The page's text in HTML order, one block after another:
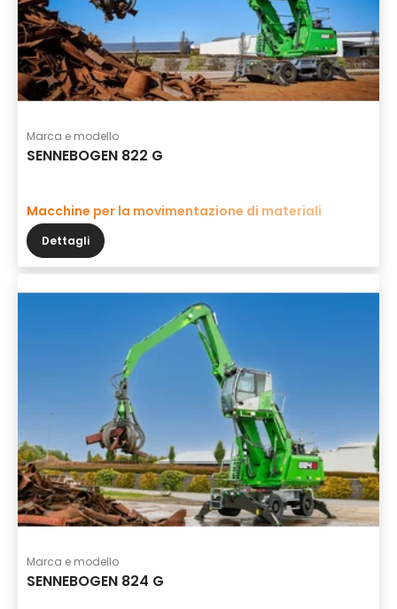
Marca e modello
SENNEBOGEN 822 G
Macchine per la movimentazione di materiali
Dettagli
Marca e modello
SENNEBOGEN 824 G